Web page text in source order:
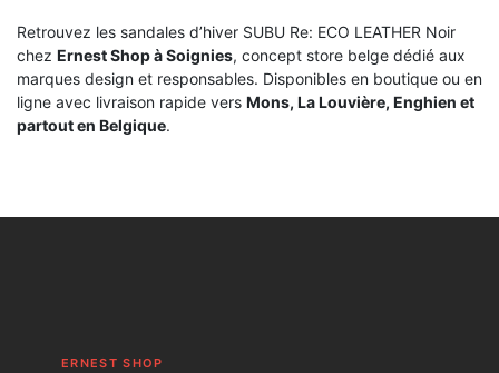
Retrouvez les sandales d’hiver SUBU Re: ECO LEATHER Noir
chez Ernest Shop à Soignies, concept store belge dédié aux
marques design et responsables. Disponibles en boutique ou en
ligne avec livraison rapide vers Mons, La Louvière, Enghien et
partout en Belgique.
ERNEST SHOP